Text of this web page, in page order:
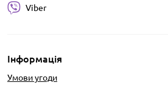
Інформація
Умови угоди
Viber